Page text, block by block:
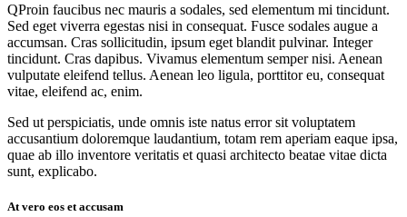
QProin faucibus nec mauris a sodales, sed elementum mi tincidunt.
Sed eget viverra egestas nisi in consequat. Fusce sodales augue a
accumsan. Cras sollicitudin, ipsum eget blandit pulvinar. Integer
tincidunt. Cras dapibus. Vivamus elementum semper nisi. Aenean
vulputate eleifend tellus. Aenean leo ligula, porttitor eu, consequat
vitae, eleifend ac, enim.
Sed ut perspiciatis, unde omnis iste natus error sit voluptatem
accusantium doloremque laudantium, totam rem aperiam eaque ipsa,
quae ab illo inventore veritatis et quasi architecto beatae vitae dicta
sunt, explicabo.
At vero eos et accusam